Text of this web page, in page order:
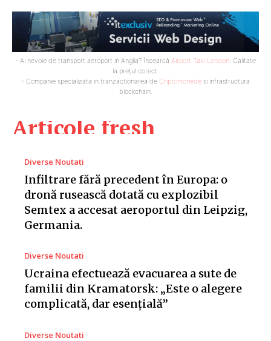
Articole fresh
Diverse Noutati
Infiltrare fără precedent în Europa: o
dronă rusească dotată cu explozibil
Semtex a accesat aeroportul din Leipzig,
Germania.
Diverse Noutati
Ucraina efectuează evacuarea a sute de
familii din Kramatorsk: „Este o alegere
complicată, dar esențială”
Diverse Noutati
- Ai nevoie de transport aeroport in Anglia? Încearcă Airport Taxi London . Calitate
la prețul corect.
- Companie specializata in tranzactionarea de Criptomonede si infrastructura
blockchain.